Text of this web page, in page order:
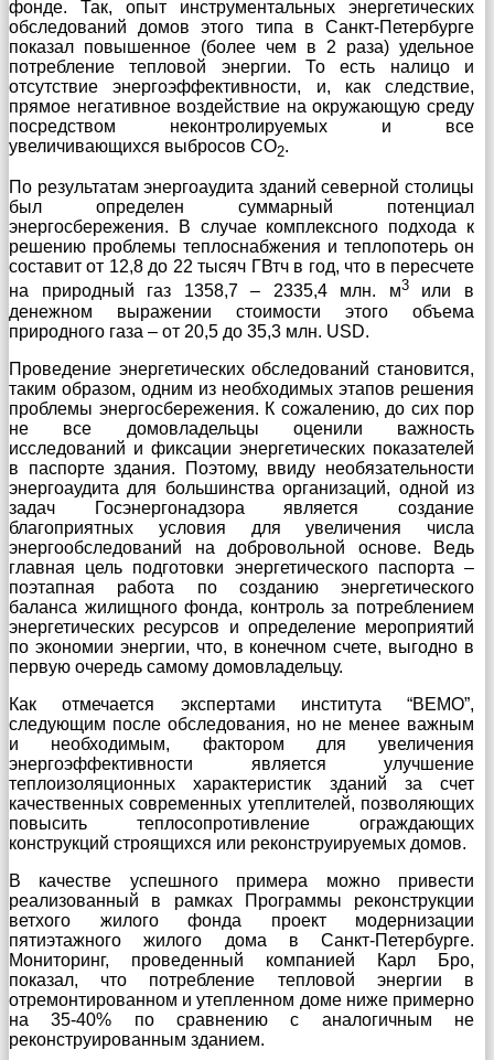
фонде. Так, опыт инструментальных энергетических
обследований домов этого типа в Санкт-Петербурге
показал повышенное (более чем в 2 раза) удельное
потребление тепловой энергии. То есть налицо и
отсутствие энергоэффективности, и, как следствие,
прямое негативное воздействие на окружающую среду
посредством неконтролируемых и все
увеличивающихся выбросов СО2.
По результатам энергоаудита зданий северной столицы
был определен суммарный потенциал
энергосбережения. В случае комплексного подхода к
решению проблемы теплоснабжения и теплопотерь он
составит от 12,8 до 22 тысяч ГВтч в год, что в пересчете
на природный газ 1358,7 – 2335,4 млн. м3или в
денежном выражении стоимости этого объема
природного газа – от 20,5 до 35,3 млн. USD.
Проведение энергетических обследований становится,
таким образом, одним из необходимых этапов решения
проблемы энергосбережения. К сожалению, до сих пор
не все домовладельцы оценили важность
исследований и фиксации энергетических показателей
в паспорте здания. Поэтому, ввиду необязательности
энергоаудита для большинства организаций, одной из
задач Госэнергонадзора является создание
благоприятных условия для увеличения числа
энергообследований на добровольной основе. Ведь
главная цель подготовки энергетического паспорта –
поэтапная работа по созданию энергетического
баланса жилищного фонда, контроль за потреблением
энергетических ресурсов и определение мероприятий
по экономии энергии, что, в конечном счете, выгодно в
первую очередь самому домовладельцу.
Как отмечается экспертами института “ВЕМО”,
следующим после обследования, но не менее важным
и необходимым, фактором для увеличения
энергоэффективности является улучшение
теплоизоляционных характеристик зданий за счет
качественных современных утеплителей, позволяющих
повысить теплосопротивление ограждающих
конструкций строящихся или реконструируемых домов.
В качестве успешного примера можно привести
реализованный в рамках Программы реконструкции
ветхого жилого фонда проект модернизации
пятиэтажного жилого дома в Санкт-Петербурге.
Мониторинг, проведенный компанией Карл Бро,
показал, что потребление тепловой энергии в
отремонтированном и утепленном доме ниже примерно
на 35-40% по сравнению с аналогичным не
реконструированным зданием.